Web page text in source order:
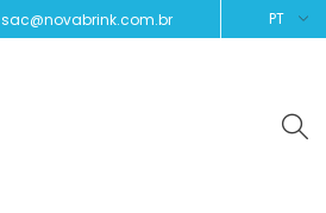
sac@novabrink.com.br PT